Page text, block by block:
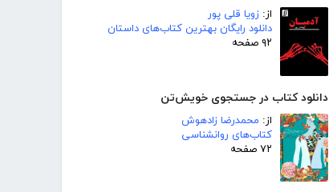
از: زویا قلی پور
دانلود رایگان بهترین کتاب‌های داستان
۹۲ صفحه
دانلود کتاب در جستجوی خویش‌تن
از: محمدرضا زادهوش
کتاب‌های روانشناسی
۷۲ صفحه